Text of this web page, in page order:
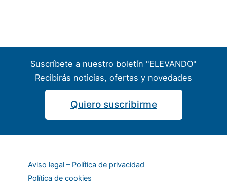
Suscríbete a nuestro boletín "ELEVANDO"
Recibirás noticias, ofertas y novedades
Quiero suscribirme
Aviso legal – Política de privacidad
Política de cookies